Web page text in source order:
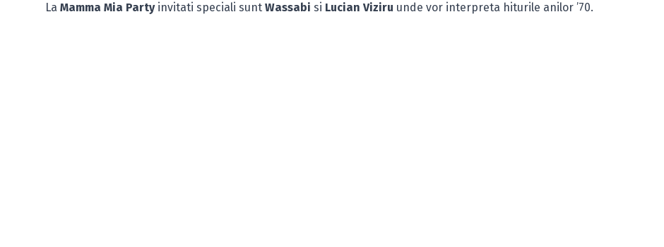
La Mamma Mia Partyinvitati speciali sunt Wassabi si Lucian Viziru unde vor interpreta hiturile anilor ’70.